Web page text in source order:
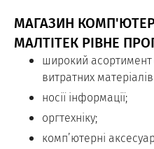
МАГАЗИН
МАЛТІТЕК РІВНЕ
широкий асортимент
витратних
носії інформації;
оргтехніку;
комп’ютерні